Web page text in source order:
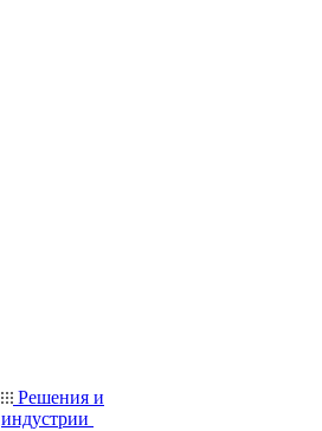
Решения и
индустрии